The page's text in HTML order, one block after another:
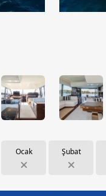
Ocak Şubat